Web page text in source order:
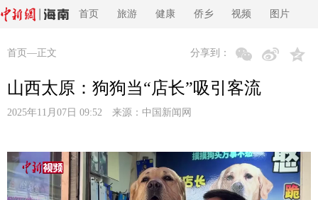
首页 旅游 健康 侨乡 视频 图片
首页 —正文 分享到：
山西太原：狗狗当“店长”吸引客流
2025年11月07日 09:52 来源： 中国新闻网